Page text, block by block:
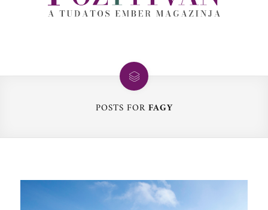
POSTS FORFAGY